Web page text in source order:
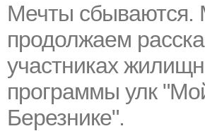
Мечты
продолжаем
участниках
программы улк
Березнике".